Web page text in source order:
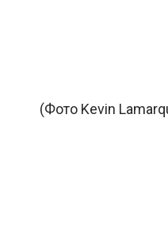
(Фото Kevin